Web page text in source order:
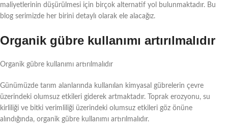
maliyetlerinin düşürülmesi için birçok alternatif yol bulunmaktadır. Bu
blog serimizde her birini detaylı olarak ele alacağız.
Organik gübre kullanımı artırılmalıdır
Organik gübre kullanımı artırılmalıdır
Günümüzde tarım alanlarında kullanılan kimyasal gübrelerin çevre
üzerindeki olumsuz etkileri giderek artmaktadır. Toprak erozyonu, su
kirliliği ve bitki verimliliği üzerindeki olumsuz etkileri göz önüne
alındığında, organik gübre kullanımı artırılmalıdır.